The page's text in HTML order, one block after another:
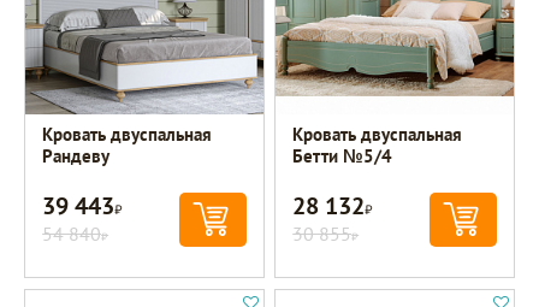
Кровать двуспальная
Рандеву
39 443Р
54 840Р
Кровать двуспальная
Бетти №5/4
28 132Р
30 855Р